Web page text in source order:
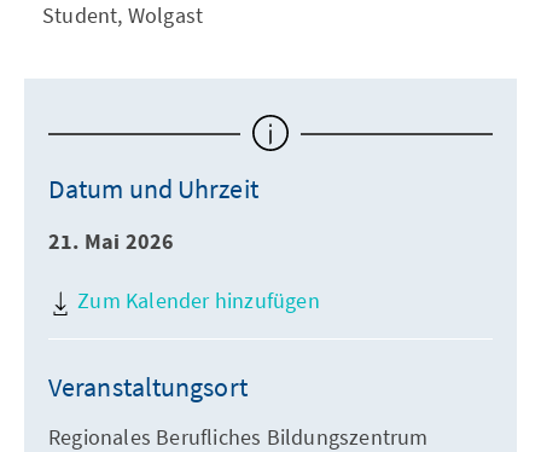
Student, Wolgast
Datum und Uhrzeit
21. Mai 2026
Zum Kalender hinzufügen
Veranstaltungsort
Regionales Berufliches Bildungszentrum